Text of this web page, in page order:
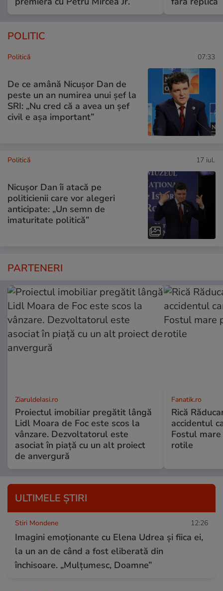
POLITIC
Politică 07:33
De ce amână Nicușor Dan de
peste un an numirea unui șef la
SRI: „Nu cred că a avea un şef
civil e așa important”
Politică 17 iul.
Nicușor Dan îi atacă pe
politicienii care vor alegeri
anticipate: „Un semn de
imaturitate politică”
PARTENERI
ZiaruldeIasi.ro
Proiectul imobiliar pregătit lângă
Lidl Moara de Foc este scos la
vânzare. Dezvoltatorul este
asociat în piață cu un alt proiect
de anvergură
Fanatik.ro
Rică
accidentul
Fostul
rotile
ULTIMELE ȘTIRI
Stiri Mondene 12:26
Imagini emoționante cu Elena Udrea și fiica ei,
la un an de când a fost eliberată din
închisoare. „Mulțumesc, Doamne”